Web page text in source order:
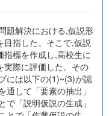
題解決における,仮説形
目指した。そこで,仮説
標を作成し,高校生に
実際に評価した。その
には以下の(1)~(3)が認
して「要素の抽出」
「説明仮説の生成」